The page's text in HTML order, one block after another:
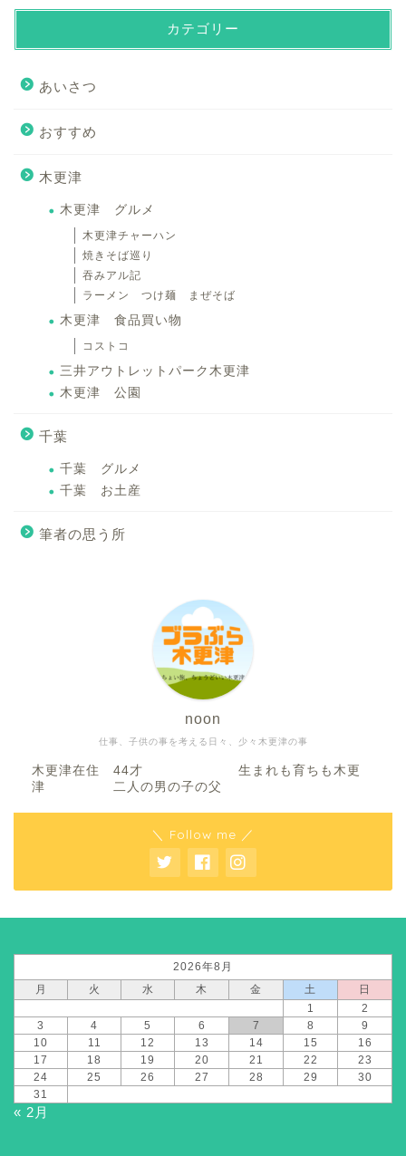
カテゴリー
あいさつ
おすすめ
木更津
木更津 グルメ
木更津チャーハン
焼きそば巡り
吞みアル記
ラーメン つけ麺 まぜそば
木更津 食品買い物
コストコ
三井アウトレットパーク木更津
木更津 公園
千葉
千葉 グルメ
千葉 お土産
筆者の思う所
仕事、子供の事を考える日々、少々木更津の事
noon
木更津在住 44才 生まれも育ちも木更
津 二人の男の子の父
＼ Follow me ／
2026年8月
月
火 水 木 金 土
日
1
2
3
4 5 6 7 8
9
10
11 12 13 14 15
16
17
18 19 20 21 22
23
24
25 26 27 28 29
30
31
« 2月